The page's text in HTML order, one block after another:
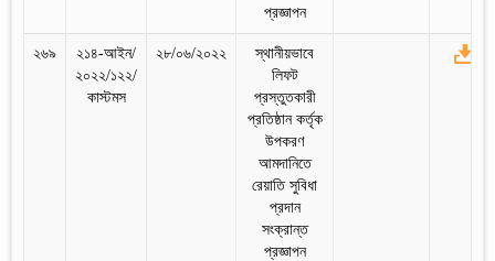
প্রজ্ঞাপন
২৬৯
২১৪-আইন/
২০২২/১২২/
কাস্টমস
২৮/০৬/২০২২
স্থানীয়ভাবে
লিফট
প্রস্তুতকারী
প্রতিষ্ঠান কর্তৃক
উপকরণ
আমদানিতে
রেয়াতি সুবিধা
প্রদান
সংক্রান্ত
প্রজ্ঞাপন